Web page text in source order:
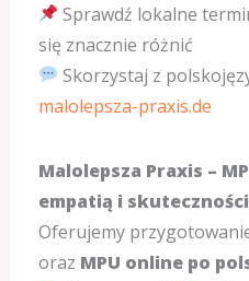
Sprawdź lokalne
się znacznie różnić
Skorzystaj z
malolepsza-praxis.de
Malolepsza Praxis –
empatią i
Oferujemy
oraz MPU online po